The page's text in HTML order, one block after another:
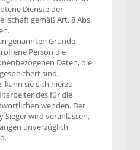
Dienste der
gemäß Art. 8 Abs.
genannten Gründe
Person die
Daten, die
sind,
kann sie sich hierzu
des für die
wenden. Der
Sieger wird veranlassen,
unverzüglich